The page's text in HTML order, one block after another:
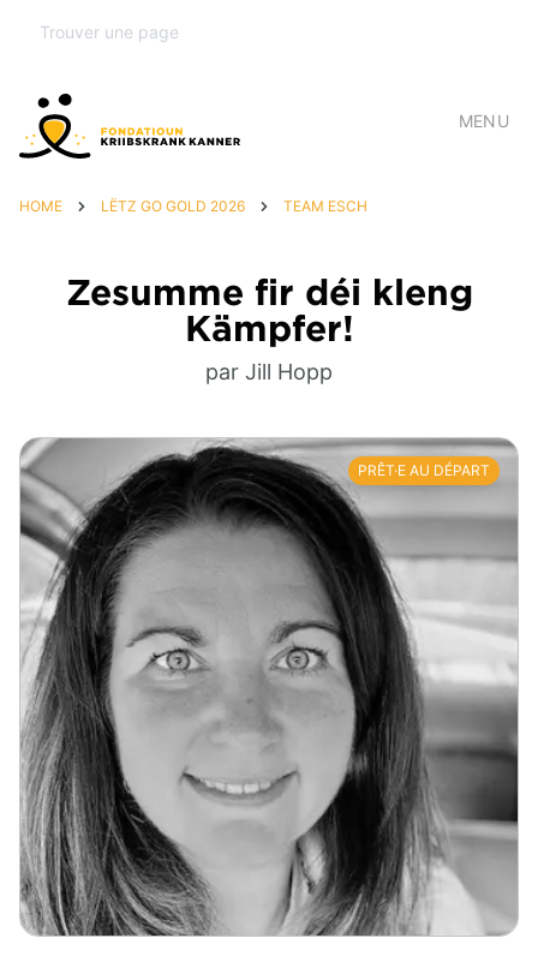
MENU
HOME LËTZ GO GOLD 2026 TEAM ESCH
Zesumme fir déi kleng
Kämpfer!
par Jill Hopp
PRÊT·E AU DÉPART